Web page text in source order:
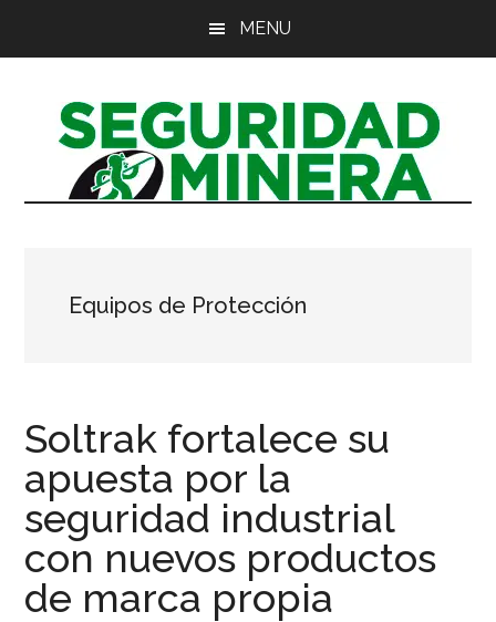
principal
MENU
Equipos de Protección
Soltrak fortalece su
apuesta por la
seguridad industrial
con nuevos productos
de marca propia